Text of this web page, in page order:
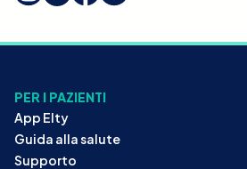
PER I PAZIENTI
App Elty
Guida alla salute
Supporto